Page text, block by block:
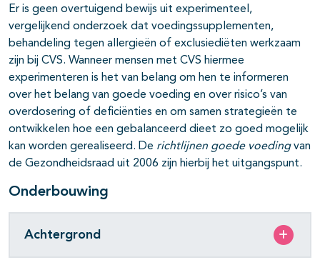
Er is geen overtuigend bewijs uit experimenteel,
vergelijkend onderzoek dat voedingssupplementen,
behandeling tegen allergieën of exclusiediëten werkzaam
zijn bij CVS. Wanneer mensen met CVS hiermee
experimenteren is het van belang om hen te informeren
over het belang van goede voeding en over risico’s van
overdosering of deficiënties en om samen strategieën te
ontwikkelen hoe een gebalanceerd dieet zo goed mogelijk
kan worden gerealiseerd. De richtlijnen goede voedingvan
de Gezondheidsraad uit 2006 zijn hierbij het uitgangspunt.
Onderbouwing
Achtergrond